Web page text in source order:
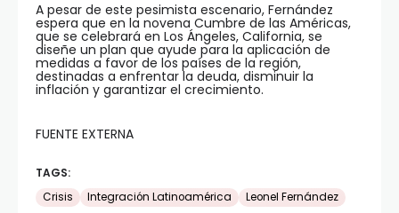
A pesar de este pesimista escenario, Fernández
espera que en la novena Cumbre de las Américas,
que se celebrará en Los Ángeles, California, se
diseñe un plan que ayude para la aplicación de
medidas a favor de los países de la región,
destinadas a enfrentar la deuda, disminuir la
inflación y garantizar el crecimiento.
FUENTE EXTERNA
TAGS:
Crisis
Integración Latinoamérica Leonel Fernández